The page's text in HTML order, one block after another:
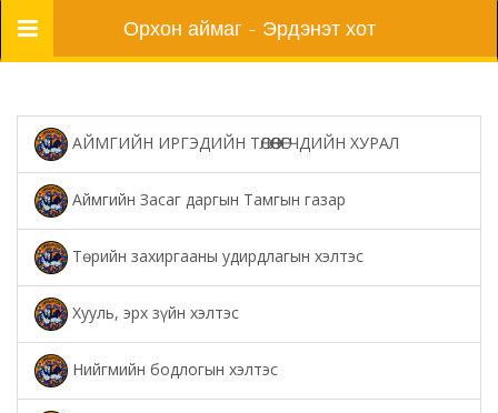
Цэс Орхон аймаг - Эрдэнэт хот
АЙМГИЙН ИРГЭДИЙН ТӨЛӨӨЛӨГЧДИЙН ХУРАЛ
Аймгийн Засаг даргын Тамгын газар
Төрийн захиргааны удирдлагын хэлтэс
Хууль, эрх зүйн хэлтэс
Нийгмийн бодлогын хэлтэс